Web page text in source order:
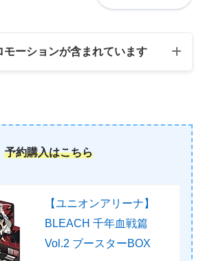
モーションが含まれています
予約購入はこちら
【ユニオンアリーナ】
BLEACH 千年血戦篇
Vol.2 ブースターBOX